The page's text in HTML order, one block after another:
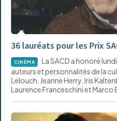
36 lauréats pour les Prix
CINÉMA
La SACD a honoré
auteurs et personnalités de la
Lelouch, Jeanne Herry, Iris
Laurence Franceschini et Marco